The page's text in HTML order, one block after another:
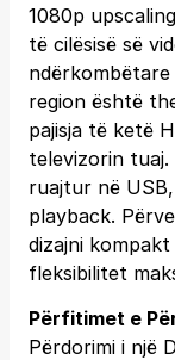
1080p
të cilësisë së
ndërkombëtare
region është
pajisja të ketë
televizorin tuaj.
ruajtur në
playback.
dizajni
fleksibilitet
Përfitimet e
Përdorimi i një